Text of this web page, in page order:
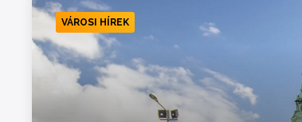
VÁROSI HÍREK